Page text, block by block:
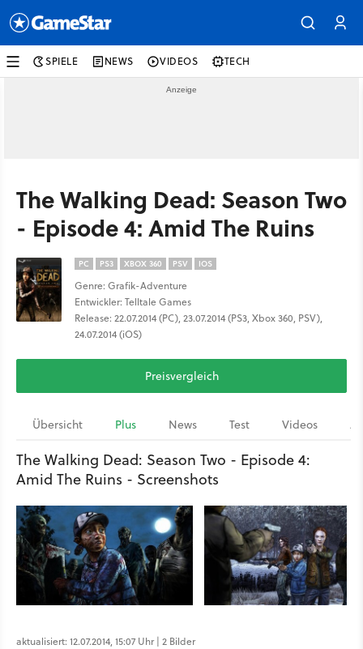
SPIELE NEWS VIDEOS TECH
The Walking Dead: Season Two
- Episode 4: Amid The Ruins
PC PS3 XBOX 360 PSV IOS
Genre: Grafik-Adventure
Entwickler: Telltale Games
Release: 22.07.2014 (PC), 23.07.2014 (PS3, Xbox 360, PSV),
24.07.2014 (iOS)
Preisvergleich
Übersicht Plus News Test Videos
The Walking Dead: Season Two - Episode 4:
Amid The Ruins - Screenshots
aktualisiert: 12.07.2014, 15:07 Uhr | 2 Bilder